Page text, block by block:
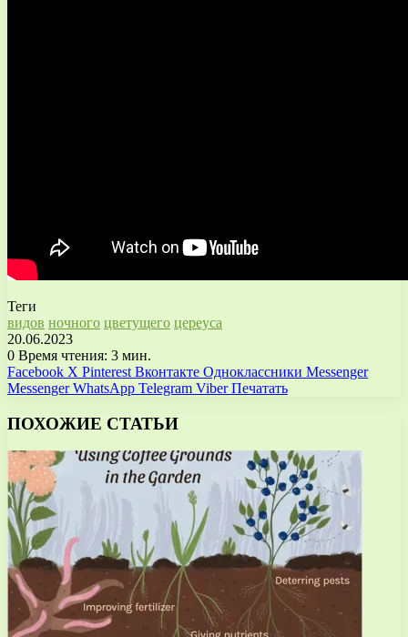
Теги
видов ночного цветущего цереуса
20.06.2023
0 Время чтения: 3 мин.
Facebook X Pinterest Вконтакте Одноклассники Messenger
Messenger WhatsApp Telegram Viber Печатать
ПОХОЖИЕ СТАТЬИ